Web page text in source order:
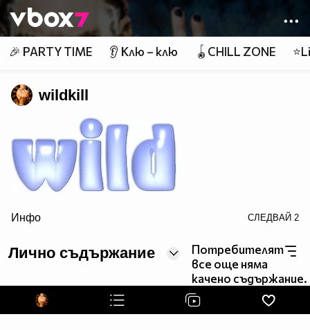
Member of
👾
🎉 PARTY TIME 👂 Клю – клю 🪀CHILL ZONE
wildkill
src="http://text.glitter-graphics.net/cbl/k.gif">
Инфо СЛЕДВАЙ 2
Лично съдържание
Потребителят
все още няма
качено съдържание.